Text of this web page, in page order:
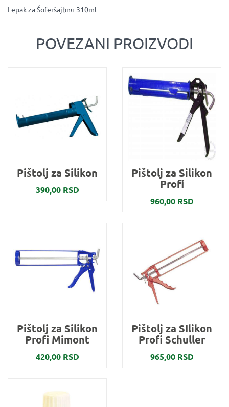
Lepak za Šoferšajbnu 310ml
POVEZANI PROIZVODI
Pištolj za Silikon
390,00 RSD
Pištolj za Silikon
Profi
960,00 RSD
Pištolj za Silikon
Profi Mimont
420,00 RSD
Pištolj za SIlikon
Profi Schuller
965,00 RSD